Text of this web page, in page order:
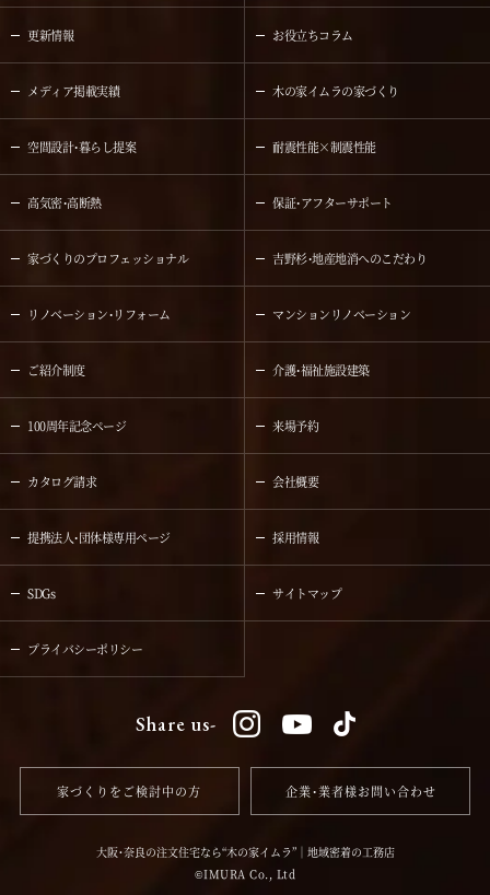
更新情報 お役立ちコラム
メディア掲載実績 木の家イムラの家づくり
空間設計・暮らし提案 耐震性能×制震性能
高気密・高断熱 保証・アフターサポート
家づくりのプロフェッショナル 吉野杉・地産地消へのこだわり
リノベーション・リフォーム マンションリノベーション
ご紹介制度 介護・福祉施設建築
100周年記念ページ 来場予約
カタログ請求 会社概要
提携法人・団体様専用ページ 採用情報
SDGs サイトマップ
プライバシーポリシー
Share us-
家づくりをご検討中の方 企業・業者様お問い合わせ
大阪・奈良の注文住宅なら“木の家イムラ”｜地域密着の工務店
©️IMURA Co., Ltd